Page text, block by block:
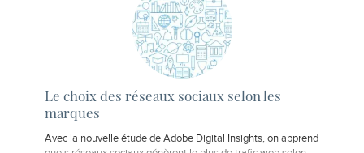
Le choix des réseaux sociaux selon les
marques
Avec la nouvelle étude de Adobe Digital Insights, on apprend